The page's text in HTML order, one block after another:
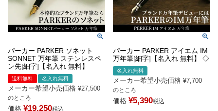
パーカー PARKER ソネット
SONNET 万年筆 ステンレスペ
ン先[細字]【名入れ 無料】
送料無料 名入れ無料
メーカー希望小売価格 ¥27,500
のところ
価格 ¥19,250税込
パーカー PARKER アイエム IM
万年筆[細字]【名入れ 無料】 ◇
名入れ無料
メーカー希望小売価格 ¥7,700
のところ
価格 ¥5,390税込